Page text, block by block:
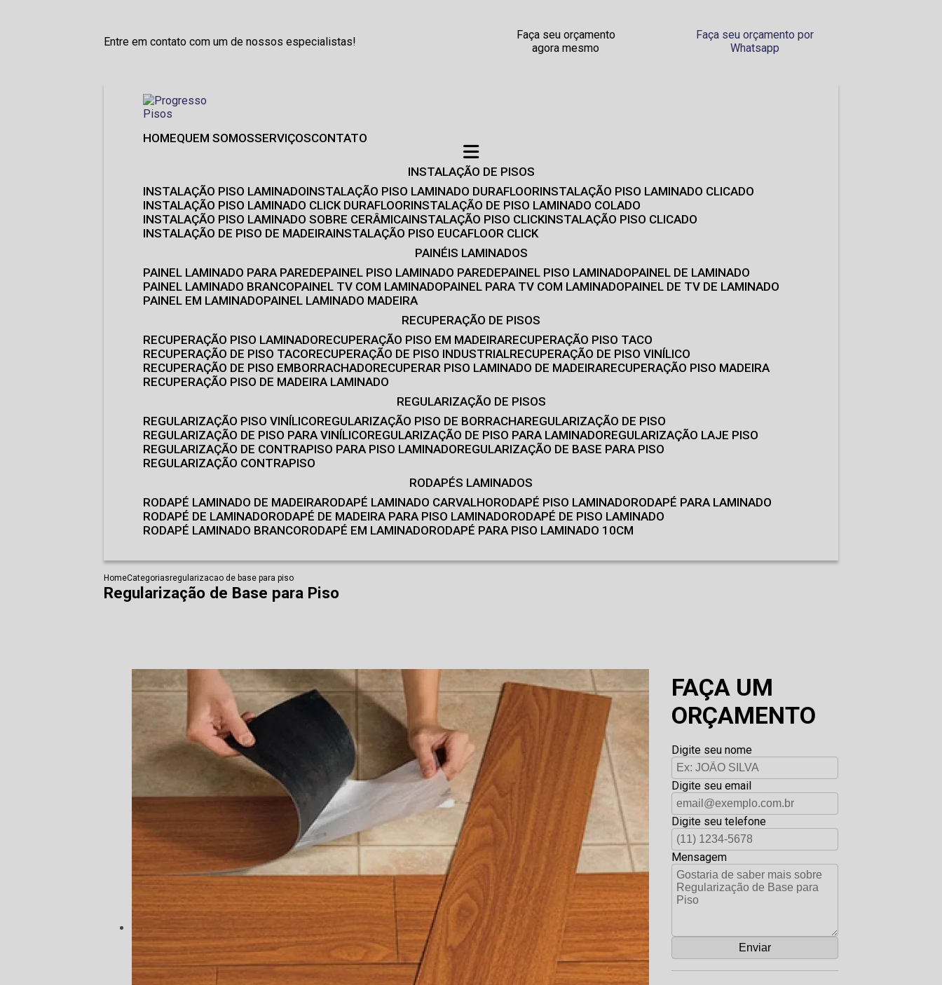
Entre em contato com um de nossos especialistas!
Faça seu orçamento
agora mesmo
Faça seu orçamento por
Whatsapp
HOME QUEM SOMOS SERVIÇOS CONTATO
INSTALAÇÃO DE PISOS
INSTALAÇÃO PISO LAMINADO INSTALAÇÃO PISO LAMINADO DURAFLOOR INSTALAÇÃO PISO LAMINADO CLICADO
INSTALAÇÃO PISO LAMINADO CLICK DURAFLOOR INSTALAÇÃO DE PISO LAMINADO COLADO
INSTALAÇÃO PISO LAMINADO SOBRE CERÂMICA INSTALAÇÃO PISO CLICK INSTALAÇÃO PISO CLICADO
INSTALAÇÃO DE PISO DE MADEIRA INSTALAÇÃO PISO EUCAFLOOR CLICK
PAINÉIS LAMINADOS
PAINEL LAMINADO PARA PAREDE PAINEL PISO LAMINADO PAREDE PAINEL PISO LAMINADO PAINEL DE LAMINADO
PAINEL LAMINADO BRANCO PAINEL TV COM LAMINADO PAINEL PARA TV COM LAMINADO PAINEL DE TV DE LAMINADO
PAINEL EM LAMINADO PAINEL LAMINADO MADEIRA
RECUPERAÇÃO DE PISOS
RECUPERAÇÃO PISO LAMINADO RECUPERAÇÃO PISO EM MADEIRA RECUPERAÇÃO PISO TACO
RECUPERAÇÃO DE PISO TACO RECUPERAÇÃO DE PISO INDUSTRIAL RECUPERAÇÃO DE PISO VINÍLICO
RECUPERAÇÃO DE PISO EMBORRACHADO RECUPERAR PISO LAMINADO DE MADEIRA RECUPERAÇÃO PISO MADEIRA
RECUPERAÇÃO PISO DE MADEIRA LAMINADO
REGULARIZAÇÃO DE PISOS
REGULARIZAÇÃO PISO VINÍLICO REGULARIZAÇÃO PISO DE BORRACHA REGULARIZAÇÃO DE PISO
REGULARIZAÇÃO DE PISO PARA VINÍLICO REGULARIZAÇÃO DE PISO PARA LAMINADO REGULARIZAÇÃO LAJE PISO
REGULARIZAÇÃO DE CONTRAPISO PARA PISO LAMINADO REGULARIZAÇÃO DE BASE PARA PISO
REGULARIZAÇÃO CONTRAPISO
RODAPÉS LAMINADOS
RODAPÉ LAMINADO DE MADEIRA RODAPÉ LAMINADO CARVALHO RODAPÉ PISO LAMINADO RODAPÉ PARA LAMINADO
RODAPÉ DE LAMINADO RODAPÉ DE MADEIRA PARA PISO LAMINADO RODAPÉ DE PISO LAMINADO
RODAPÉ LAMINADO BRANCO RODAPÉ EM LAMINADO RODAPÉ PARA PISO LAMINADO 10CM
HomeCategoriasregularizacao de base para piso
Regularização de Base para Piso
FAÇA UM
ORÇAMENTO
Digite seu nome
Digite seu email
Digite seu telefone
Mensagem